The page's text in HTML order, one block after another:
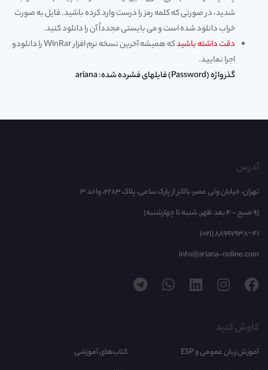
شدید، در صورتی که کلمه رمز را درست وارد کرده باشید. فایل به صورت
خراب دانلود شده است و می بایستی مجدداً آن را دانلود کنید.
دقت داشته باشیدکه همیشه آخرین نسخه نرم افزار WinRar را دانلودو
اجرا نمایید.
گذرواژه (Password) فایلهای فشرده شده: ariana
آدرس
تهران، خیابان ولی عصر، بالاتر از پارک ساعی، پلاک 2283، واحد 3
(9 صبح - 4 بعد ظهر, شنبه تا چهارشنبه)
(021) 88997938~41
info@ariana-online.com
کاوش کنید
آموزش زبان عمومی و ESP
کتاب‌های آموزشی